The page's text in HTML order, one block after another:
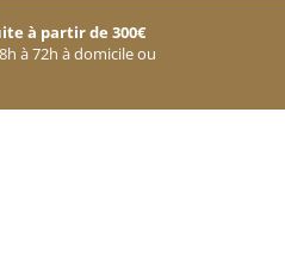
à partir de 300€
à 72h à domicile ou